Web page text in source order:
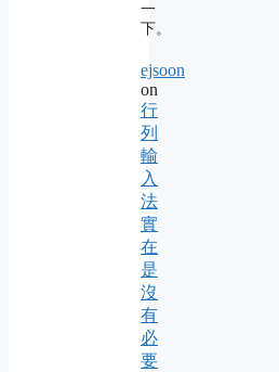
一
下。
ejsoon
on
行
列
輸
入
法
實
在
是
沒
有
必
要